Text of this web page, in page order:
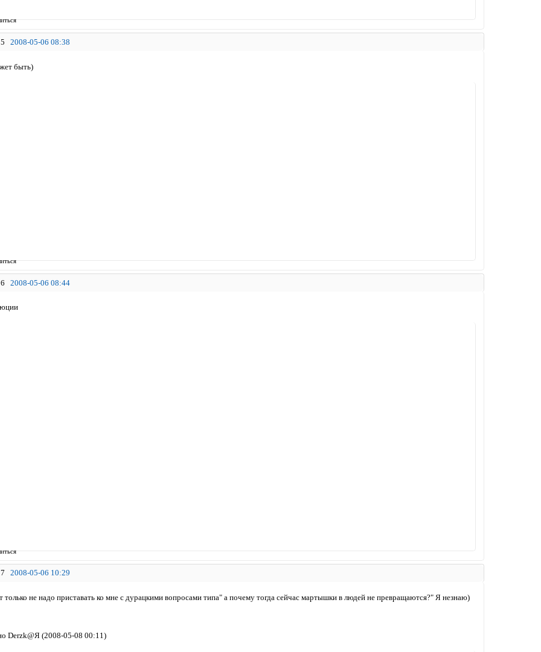
5 2008-05-06 08:38
быть)
6 2008-05-06 08:44
7 2008-05-06 10:29
только не надо приставать ко мне с дурацкими вопросами типа" а почему тогда сейчас мартышки в людей не превращаются?" Я незнаю)
Derzk@Я (2008-05-08 00:11)